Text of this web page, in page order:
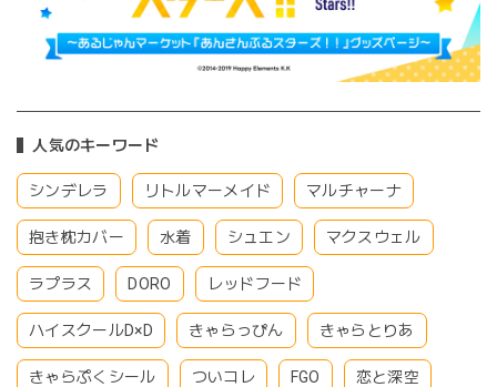
人気のキーワード
シンデレラ リトルマーメイド マルチャーナ
抱き枕カバー 水着 シュエン マクスウェル
ラプラス DORO レッドフード
ハイスクールD×D きゃらっぴん きゃらとりあ
きゃらぷくシール ついコレ FGO 恋と深空